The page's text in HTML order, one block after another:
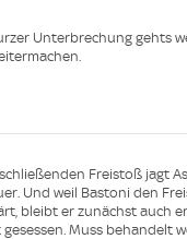
Unterbrechung gehts
Freistoß jagt
Und weil Bastoni den
bleibt er zunächst auch
gesessen. Muss behandelt